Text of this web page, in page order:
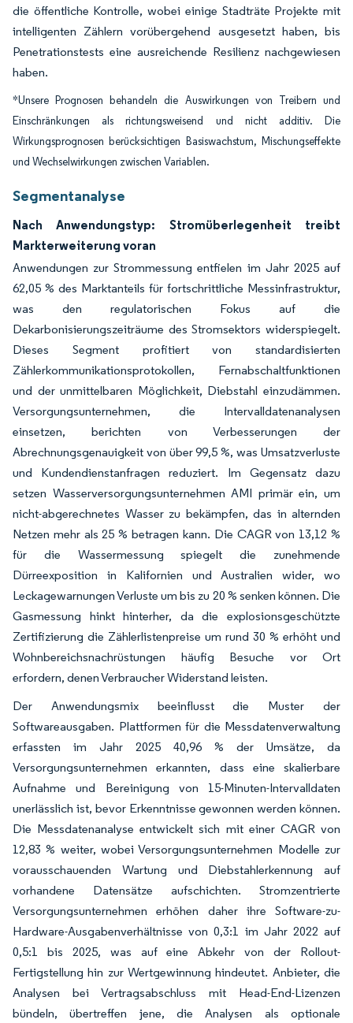
die öffentliche Kontrolle, wobei einige Stadträte Projekte mit
intelligenten Zählern vorübergehend ausgesetzt haben, bis
Penetrationstests eine ausreichende Resilienz nachgewiesen
haben.
*Unsere Prognosen behandeln die Auswirkungen von Treibern und
Einschränkungen als richtungsweisend und nicht additiv. Die
Wirkungsprognosen berücksichtigen Basiswachstum, Mischungseffekte
und Wechselwirkungen zwischen Variablen.
Segmentanalyse
Nach Anwendungstyp: Stromüberlegenheit treibt
Markterweiterung voran
Anwendungen zur Strommessung entfielen im Jahr 2025 auf
62,05 % des Marktanteils für fortschrittliche Messinfrastruktur,
was den regulatorischen Fokus auf die
Dekarbonisierungszeiträume des Stromsektors widerspiegelt.
Dieses Segment profitiert von standardisierten
Zählerkommunikationsprotokollen, Fernabschaltfunktionen
und der unmittelbaren Möglichkeit, Diebstahl einzudämmen.
Versorgungsunternehmen, die Intervalldatenanalysen
einsetzen, berichten von Verbesserungen der
Abrechnungsgenauigkeit von über 99,5 %, was Umsatzverluste
und Kundendienstanfragen reduziert. Im Gegensatz dazu
setzen Wasserversorgungsunternehmen AMI primär ein, um
nicht-abgerechnetes Wasser zu bekämpfen, das in alternden
Netzen mehr als 25 % betragen kann. Die CAGR von 13,12 %
für die Wassermessung spiegelt die zunehmende
Dürreexposition in Kalifornien und Australien wider, wo
Leckagewarnungen Verluste um bis zu 20 % senken können. Die
Gasmessung hinkt hinterher, da die explosionsgeschützte
Zertifizierung die Zählerlistenpreise um rund 30 % erhöht und
Wohnbereichsnachrüstungen häufig Besuche vor Ort
erfordern, denen Verbraucher Widerstand leisten.
Der Anwendungsmix beeinflusst die Muster der
Softwareausgaben. Plattformen für die Messdatenverwaltung
erfassten im Jahr 2025 40,96 % der Umsätze, da
Versorgungsunternehmen erkannten, dass eine skalierbare
Aufnahme und Bereinigung von 15-Minuten-Intervalldaten
unerlässlich ist, bevor Erkenntnisse gewonnen werden können.
Die Messdatenanalyse entwickelt sich mit einer CAGR von
12,83 % weiter, wobei Versorgungsunternehmen Modelle zur
vorausschauenden Wartung und Diebstahlerkennung auf
vorhandene Datensätze aufschichten. Stromzentrierte
Versorgungsunternehmen erhöhen daher ihre Software-zu-
Hardware-Ausgabenverhältnisse von 0,3:1 im Jahr 2022 auf
0,5:1 bis 2025, was auf eine Abkehr von der Rollout-
Fertigstellung hin zur Wertgewinnung hindeutet. Anbieter, die
Analysen bei Vertragsabschluss mit Head-End-Lizenzen
bündeln, übertreffen jene, die Analysen als optionale